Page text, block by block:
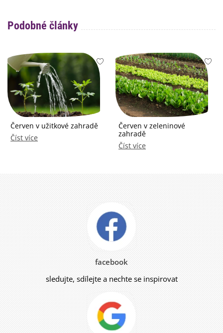
Podobné články
Červen v užitkové zahradě
Číst více
Červen v zeleninové
zahradě
Číst více
facebook
sledujte, sdílejte a nechte se inspirovat